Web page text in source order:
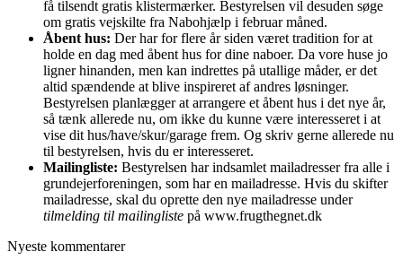
få tilsendt gratis klistermærker. Bestyrelsen vil desuden søge
om gratis vejskilte fra Nabohjælp i februar måned.
Åbent hus: Der har for flere år siden været tradition for at
holde en dag med åbent hus for dine naboer. Da vore huse jo
ligner hinanden, men kan indrettes på utallige måder, er det
altid spændende at blive inspireret af andres løsninger.
Bestyrelsen planlægger at arrangere et åbent hus i det nye år,
så tænk allerede nu, om ikke du kunne være interesseret i at
vise dit hus/have/skur/garage frem. Og skriv gerne allerede nu
til bestyrelsen, hvis du er interesseret.
Mailingliste: Bestyrelsen har indsamlet mailadresser fra alle i
grundejerforeningen, som har en mailadresse. Hvis du skifter
mailadresse, skal du oprette den nye mailadresse under
tilmelding til mailingliste på www.frugthegnet.dk
Nyeste kommentarer